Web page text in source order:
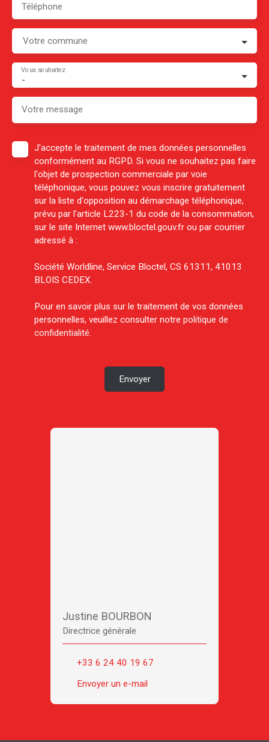
Téléphone
Votre commune
-
Vous souhaitez
Votre message
J'accepte le traitement de mes données personnelles
conformément au RGPD. Si vous ne souhaitez pas faire
l'objet de prospection commerciale par voie
téléphonique, vous pouvez vous inscrire gratuitement
sur la liste d'opposition au démarchage téléphonique,
prévu par l'article L223-1 du code de la consommation,
sur le site Internet www.bloctel.gouv.fr ou par courrier
adressé à :
Société Worldline, Service Bloctel, CS 61311, 41013
BLOIS CEDEX.
Pour en savoir plus sur le traitement de vos données
personnelles, veuillez consulter notre politique de
confidentialité.
Envoyer
Justine BOURBON
Directrice générale
+33 6 24 40 19 67
Envoyer un e-mail